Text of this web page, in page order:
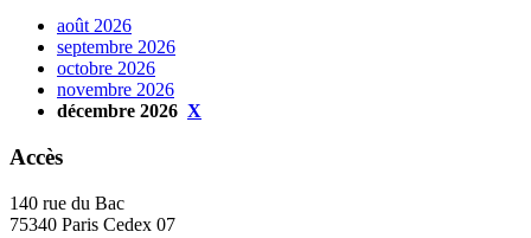
août 2026
septembre 2026
octobre 2026
novembre 2026
décembre 2026 X
Accès
140 rue du Bac
75340 Paris Cedex 07